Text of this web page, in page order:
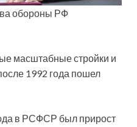
обороны РФ
масштабные стройки и
1992 года пошел
в РСФСР был прирост